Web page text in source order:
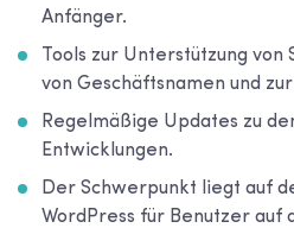
Anfänger.
Tools zur Unterstützung von
von Geschäftsnamen und
Regelmäßige Updates zu
Entwicklungen.
Der Schwerpunkt liegt auf
WordPress für Benutzer auf